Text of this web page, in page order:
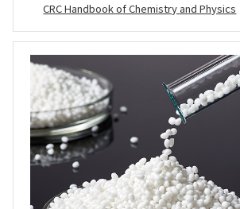
CRC Handbook of Chemistry and Physics